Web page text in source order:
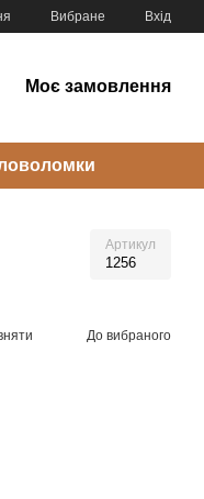
Вибране Вхід
Моє замовлення
Артикул
1256
До вибраного